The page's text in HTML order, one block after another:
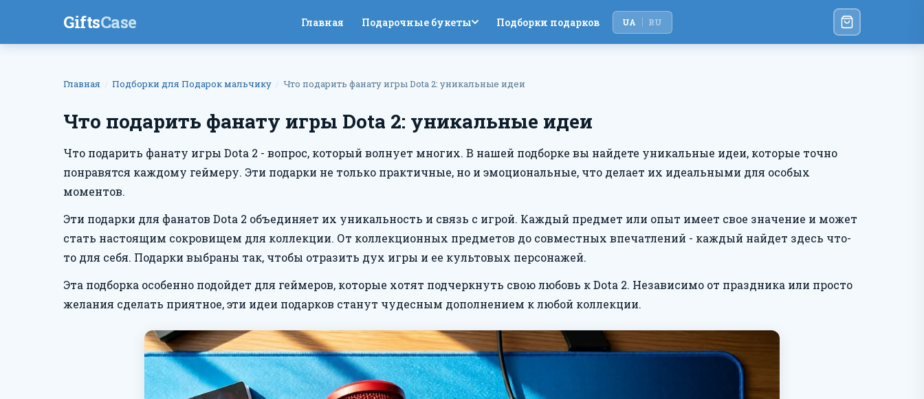
GiftsCase Главная Подарочные букеты Подборки подарков UA RU
Главная Подборки для Подарок мальчику Что подарить фанату игры Dota 2: уникальные идеи
Что подарить фанату игры Dota 2: уникальные идеи
Что подарить фанату игры Dota 2 - вопрос, который волнует многих. В нашей подборке вы найдете уникальные идеи, которые точно
понравятся каждому геймеру. Эти подарки не только практичные, но и эмоциональные, что делает их идеальными для особых
моментов.
Эти подарки для фанатов Dota 2 объединяет их уникальность и связь с игрой. Каждый предмет или опыт имеет свое значение и может
стать настоящим сокровищем для коллекции. От коллекционных предметов до совместных впечатлений - каждый найдет здесь что-
то для себя. Подарки выбраны так, чтобы отразить дух игры и ее культовых персонажей.
Эта подборка особенно подойдет для геймеров, которые хотят подчеркнуть свою любовь к Dota 2. Независимо от праздника или просто
желания сделать приятное, эти идеи подарков станут чудесным дополнением к любой коллекции.